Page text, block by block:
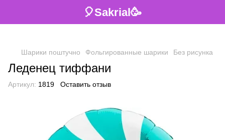
🎈Sakrial🥳
Шарики поштучно Фольгированные шарики Без рисунка
Леденец тиффани
Артикул: 1819 Оставить отзыв